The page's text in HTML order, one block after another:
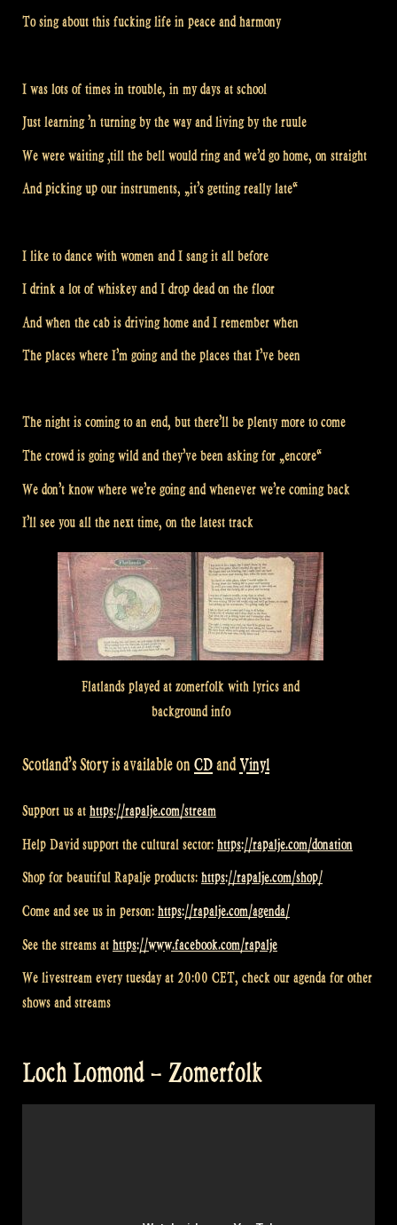
To sing about this fucking life in peace and harmony
I was lots of times in trouble, in my days at school
Just learning ’n turning by the way and living by the ruule
We were waiting ‚till the bell would ring and we’d go home, on straight
And picking up our instruments, „it’s getting really late“
I like to dance with women and I sang it all before
I drink a lot of whiskey and I drop dead on the floor
And when the cab is driving home and I remember when
The places where I’m going and the places that I’ve been
The night is coming to an end, but there’ll be plenty more to come
The crowd is going wild and they’ve been asking for „encore“
We don’t know where we’re going and whenever we’re coming back
I’ll see you all the next time, on the latest track
Flatlands played at zomerfolk with lyrics and
background info
Scotland’s Story is available on CDandVinyl
Support us at https://rapalje.com/stream
Help David support the cultural sector: https://rapalje.com/donation
Shop for beautiful Rapalje products: https://rapalje.com/shop/
Come and see us in person: https://rapalje.com/agenda/
See the streams at https://www.facebook.com/rapalje
We livestream every tuesday at 20:00 CET, check our agenda for other
shows and streams
Loch Lomond – Zomerfolk